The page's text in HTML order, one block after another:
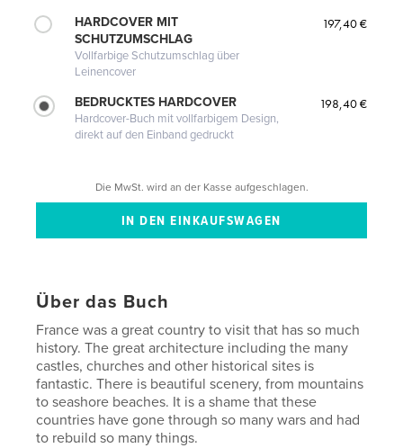
HARDCOVER MIT
SCHUTZUMSCHLAG
Vollfarbige Schutzumschlag über
Leinencover
197,40 €
BEDRUCKTES HARDCOVER
Hardcover-Buch mit vollfarbigem Design,
direkt auf den Einband gedruckt
198,40 €
Die MwSt. wird an der Kasse aufgeschlagen.
Über das Buch
France was a great country to visit that has so much
history. The great architecture including the many
castles, churches and other historical sites is
fantastic. There is beautiful scenery, from mountains
to seashore beaches. It is a shame that these
countries have gone through so many wars and had
to rebuild so many things.